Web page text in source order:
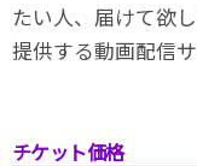
たい人、届けて欲
提供する動画配信サ
チケット価格